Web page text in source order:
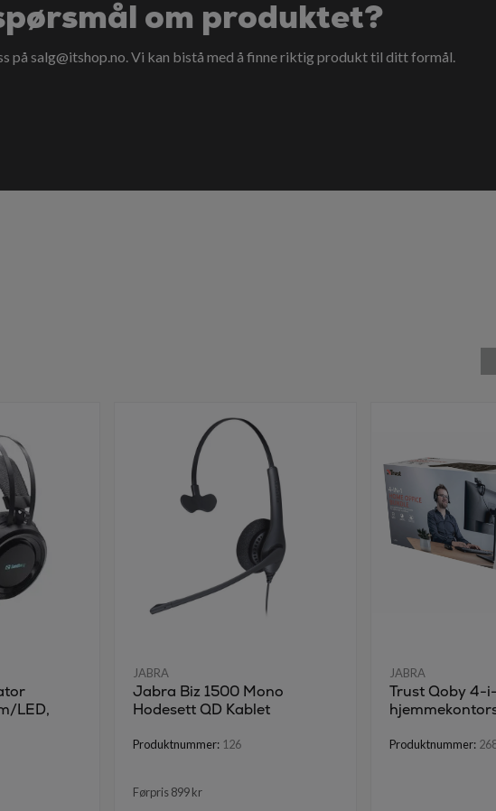
om produktet?
på salg@itshop.no. Vi kan bistå med å finne riktig produkt til ditt formål.
LED,
JABRA
Jabra Biz 1500 Mono
Hodesett QD Kablet
Produktnummer: 126
Førpris 899 kr
JABRA
Trust Qoby 4-
Produktnummer: